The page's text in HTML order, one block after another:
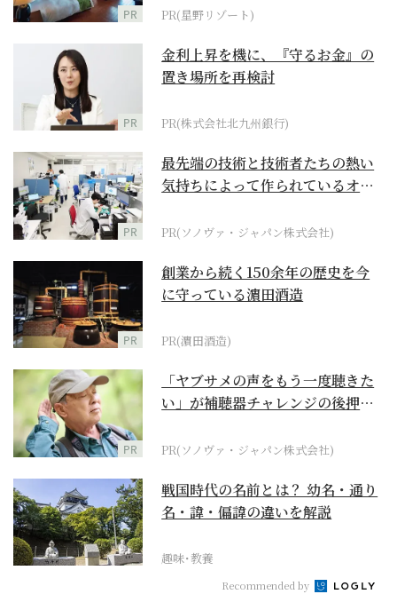
PR PR(星野リゾート)
PR
金利上昇を機に、『守るお金』の
置き場所を再検討
PR(株式会社北九州銀行)
PR
最先端の技術と技術者たちの熱い
気持ちによって作られているオー
PR(ソノヴァ・ジャパン株式会社)
PR
創業から続く150余年の歴史を今
に守っている濵田酒造
PR(濵田酒造)
PR
「ヤブサメの声をもう一度聴きた
い」が補聴器チャレンジの後押し
PR(ソノヴァ・ジャパン株式会社)
戦国時代の名前とは？ 幼名・通り
名・諱・偏諱の違いを解説
趣味･教養
Recommended by